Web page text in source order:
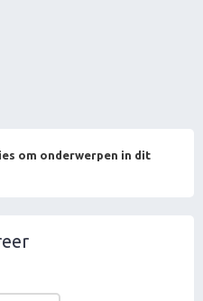
om onderwerpen in dit